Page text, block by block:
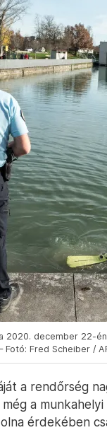
2020. december 22-
Fred Scheiber /
a rendőrség
a
érdekében